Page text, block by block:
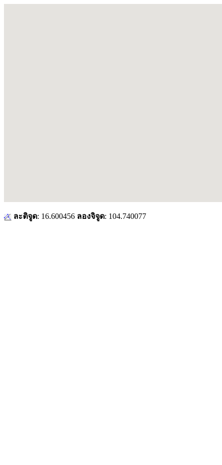
ละติจูด: 16.600456 ลองจิจูด: 104.740077